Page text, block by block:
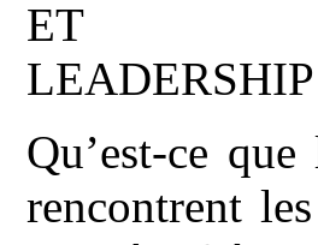
Qu’est-ce
rencontrent